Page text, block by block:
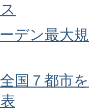
デン最大規
国７都市を